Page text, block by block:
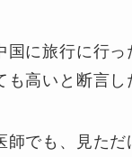
国に旅行に行
も高いと断言
師でも、見た